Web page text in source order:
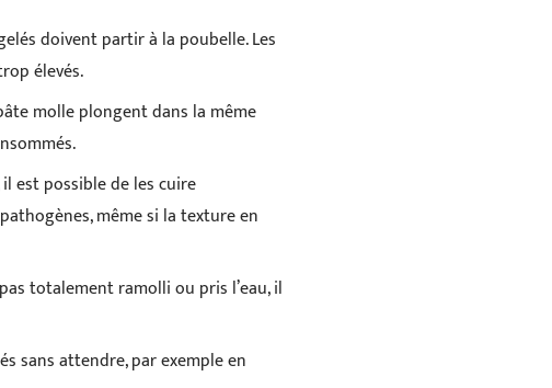
doivent partir à la poubelle. Les
élevés.
molle plongent dans la même
est possible de les cuire
même si la texture en
totalement ramolli ou pris l’eau, il
sans attendre, par exemple en